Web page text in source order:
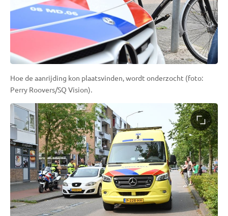
Hoe de aanrijding kon plaatsvinden, wordt onderzocht (foto:
Perry Roovers/SQ Vision).